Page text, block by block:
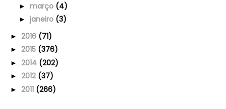
► março (4)
► janeiro (3)
► 2016 (71)
► 2015 (376)
► 2014 (202)
► 2012 (37)
► 2011 (266)